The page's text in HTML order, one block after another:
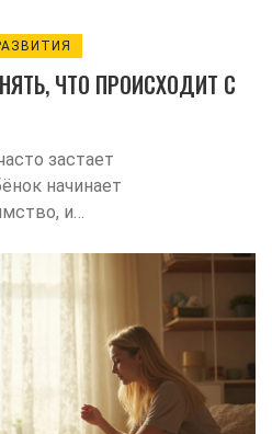
ЧТО ПРОИСХОДИТ С
застает
начинает
и
какие
себя иначе, и
его
себя и
до